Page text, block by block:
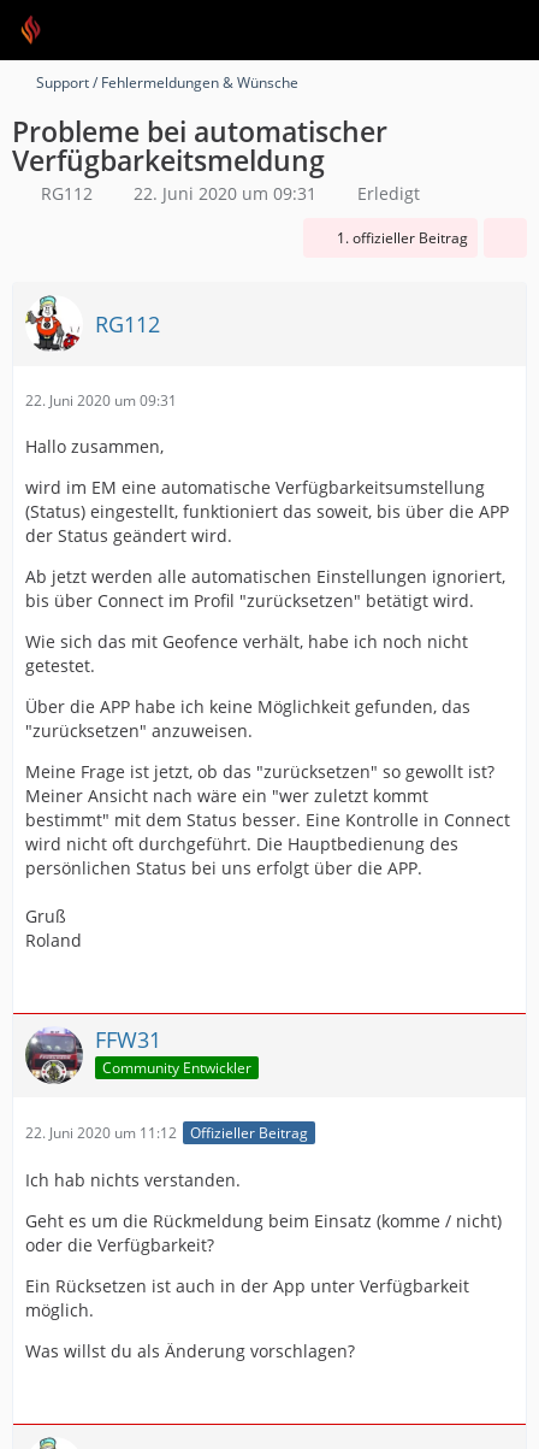
Support / Fehlermeldungen & Wünsche
Probleme bei automatischer
Verfügbarkeitsmeldung
RG112 22. Juni 2020 um 09:31 Erledigt
1. offizieller Beitrag
RG112
22. Juni 2020 um 09:31
Hallo zusammen,
wird im EM eine automatische Verfügbarkeitsumstellung
(Status) eingestellt, funktioniert das soweit, bis über die APP
der Status geändert wird.
Ab jetzt werden alle automatischen Einstellungen ignoriert,
bis über Connect im Profil "zurücksetzen" betätigt wird.
Wie sich das mit Geofence verhält, habe ich noch nicht
getestet.
Über die APP habe ich keine Möglichkeit gefunden, das
"zurücksetzen" anzuweisen.
Meine Frage ist jetzt, ob das "zurücksetzen" so gewollt ist?
Meiner Ansicht nach wäre ein "wer zuletzt kommt
bestimmt" mit dem Status besser. Eine Kontrolle in Connect
wird nicht oft durchgeführt. Die Hauptbedienung des
persönlichen Status bei uns erfolgt über die APP.
Gruß
Roland
FFW31
Community Entwickler
22. Juni 2020 um 11:12 Offizieller Beitrag
Ich hab nichts verstanden.
Geht es um die Rückmeldung beim Einsatz (komme / nicht)
oder die Verfügbarkeit?
Ein Rücksetzen ist auch in der App unter Verfügbarkeit
möglich.
Was willst du als Änderung vorschlagen?